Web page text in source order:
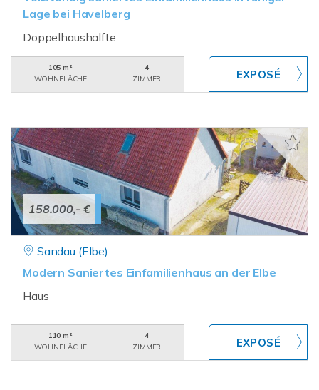
Lage bei Havelberg
Doppelhaushälfte
105 m²
WOHNFLÄCHE
4
ZIMMER
158.000,- €
Sandau (Elbe)
Modern Saniertes Einfamilienhaus an der Elbe
Haus
110 m²
WOHNFLÄCHE
4
ZIMMER